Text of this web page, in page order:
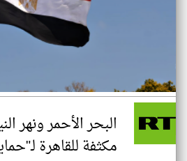
البحر الأحمر ونهر
مكثفة للقاهرة